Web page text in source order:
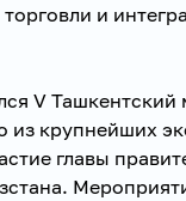
и
V
крупнейших
главы